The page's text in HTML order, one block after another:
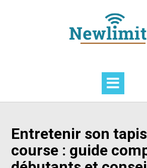
Entretenir son
course : guide